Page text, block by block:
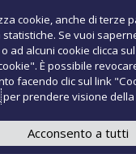
cookie, anche di terze
Se vuoi
ad alcuni cookie clicca
È possibile
facendo clic sul link
per prendere visione della
Acconsento a tutti